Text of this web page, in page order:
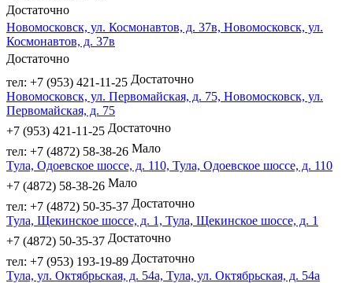
Достаточно
Новомосковск, ул. Космонавтов, д. 37в, Новомосковск, ул.
Космонавтов, д. 37в
Достаточно
тел: +7 (953) 421-11-25 Достаточно
Новомосковск, ул. Первомайская, д. 75, Новомосковск, ул.
Первомайская, д. 75
+7 (953) 421-11-25 Достаточно
тел: +7 (4872) 58-38-26 Мало
Тула, Одоевское шоссе, д. 110, Тула, Одоевское шоссе, д. 110
+7 (4872) 58-38-26 Мало
тел: +7 (4872) 50-35-37 Достаточно
Тула, Щекинское шоссе, д. 1, Тула, Щекинское шоссе, д. 1
+7 (4872) 50-35-37 Достаточно
тел: +7 (953) 193-19-89 Достаточно
Тула, ул. Октябрьская, д. 54а, Тула, ул. Октябрьская, д. 54а